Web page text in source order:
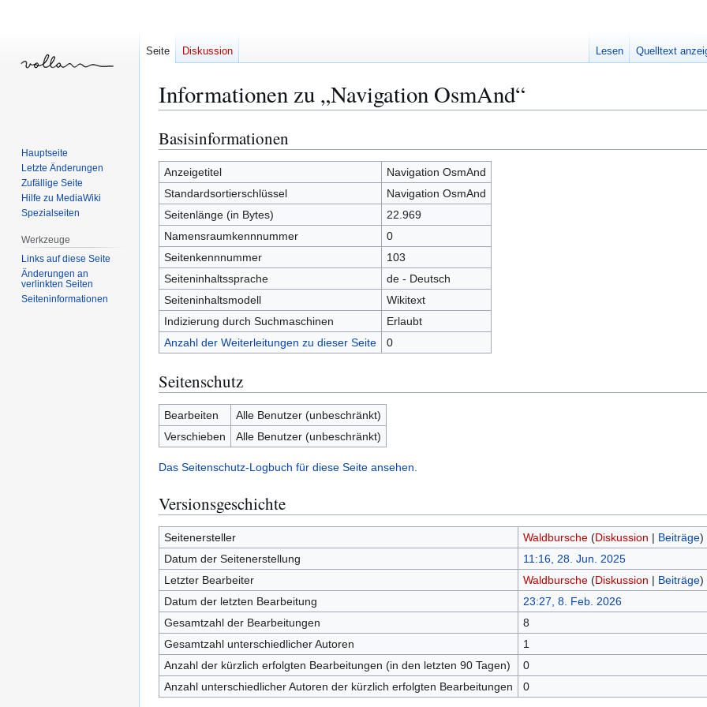
Informationen zu „Navigation OsmAnd“
Zur
Navigation
springen
Zur
Suche
springen
Basisinformationen
Anzeigetitel
Navigation OsmAnd
Standardsortierschlüssel
Navigation OsmAnd
Seitenlänge (in Bytes)
22.969
Namensraumkennnummer
0
Seitenkennnummer
103
Seiteninhaltssprache
de - Deutsch
Seiteninhaltsmodell
Wikitext
Indizierung durch Suchmaschinen
Erlaubt
Anzahl der Weiterleitungen zu dieser Seite
0
Seitenschutz
Bearbeiten
Alle Benutzer (unbeschränkt)
Verschieben
Alle Benutzer (unbeschränkt)
Das Seitenschutz-Logbuch für diese Seite ansehen.
Versionsgeschichte
Seitenersteller Waldbursche (Diskussion | Beiträge)
Datum der Seitenerstellung
11:16, 28. Jun. 2025
Letzter Bearbeiter
Waldbursche (Diskussion | Beiträge)
Datum der letzten Bearbeitung
23:27, 8. Feb. 2026
Gesamtzahl der Bearbeitungen
8
Gesamtzahl unterschiedlicher Autoren
1
Anzahl der kürzlich erfolgten Bearbeitungen (in den letzten 90 Tagen)
0
Anzahl unterschiedlicher Autoren der kürzlich erfolgten Bearbeitungen
0
Seite Diskussion Lesen Quelltext
Hauptseite
Letzte Änderungen
Zufällige Seite
Hilfe zu MediaWiki
Spezialseiten
Werkzeuge
Links auf diese Seite
Änderungen an
verlinkten Seiten
Seiten­­informationen